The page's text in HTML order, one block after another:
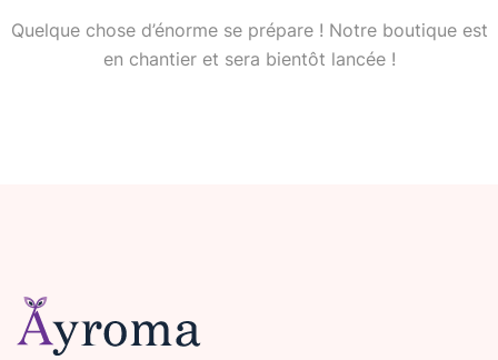
Quelque chose d’énorme se prépare ! Notre boutique est
en chantier et sera bientôt lancée !